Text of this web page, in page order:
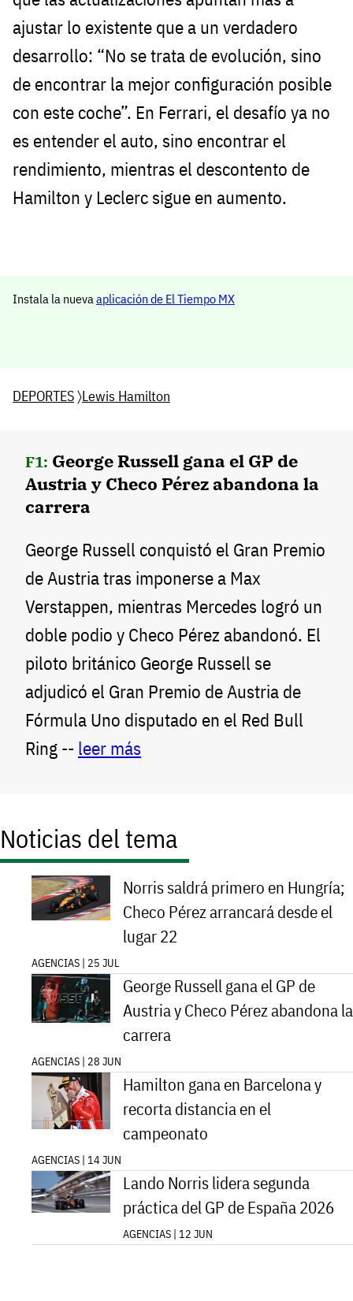
ajustar lo existente que a un verdadero
desarrollo: “No se trata de evolución, sino
de encontrar la mejor configuración posible
con este coche”. En Ferrari, el desafío ya no
es entender el auto, sino encontrar el
rendimiento, mientras el descontento de
Hamilton y Leclerc sigue en aumento.
Instala la nueva aplicación de El Tiempo MX
DEPORTES〉Lewis Hamilton
F1: George Russell gana el GP de
Austria y Checo Pérez abandona la
carrera
George Russell conquistó el Gran Premio
de Austria tras imponerse a Max
Verstappen, mientras Mercedes logró un
doble podio y Checo Pérez abandonó. El
piloto británico George Russell se
adjudicó el Gran Premio de Austria de
Fórmula Uno disputado en el Red Bull
Ring -- leer más
Noticias del tema
Norris saldrá primero en Hungría;
Checo Pérez arrancará desde el
lugar 22
AGENCIAS | 25 JUL
George Russell gana el GP de
Austria y Checo Pérez abandona la
carrera
AGENCIAS | 28 JUN
Hamilton gana en Barcelona y
recorta distancia en el
campeonato
AGENCIAS | 14 JUN
Lando Norris lidera segunda
práctica del GP de España 2026
AGENCIAS | 12 JUN